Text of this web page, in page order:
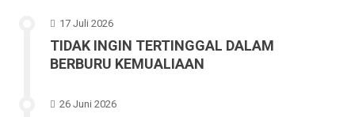
17 Juli 2026
TIDAK INGIN TERTINGGAL DALAM
BERBURU KEMUALIAAN
26 Juni 2026